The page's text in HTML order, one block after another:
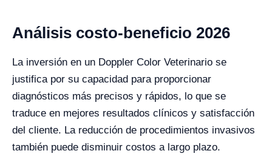
Análisis costo-beneficio 2026
La inversión en un Doppler Color Veterinario se
justifica por su capacidad para proporcionar
diagnósticos más precisos y rápidos, lo que se
traduce en mejores resultados clínicos y satisfacción
del cliente. La reducción de procedimientos invasivos
también puede disminuir costos a largo plazo.